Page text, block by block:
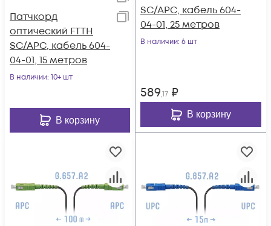
Патчкорд
оптический FTTH
SC/APC, кабель 604-
04-01, 15 метров
В наличии: 10+ шт
В корзину
SC/APC, кабель 604-
04-01, 25 метров
В наличии: 6 шт
589,17 ₽
В корзину